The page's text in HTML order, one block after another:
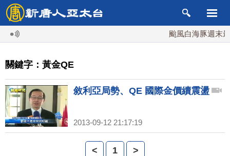
颱風白海豚週末最
關鍵字：黃金QE
敘利亞局勢、QE 國際金價續震盪
2013-09-12 21:17:19
< 1 >